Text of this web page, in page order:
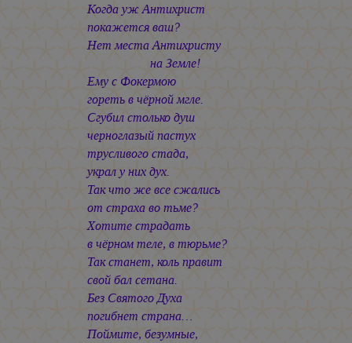
Когда уж Антихрист
покажется ваш?
Нет места Антихристу
на Земле!
Ему с Фокермою
гореть в чёрной мгле.
Сгубил столько душ
черноглазый пастух
трусливого стада,
украл у них дух.
Так что же все сжались
от страха во тьме?
Хотите страдать
в чёрном теле, в тюрьме?
Так станет, коль правит
свой бал сетана.
Без Святого Духа
погибнет страна…
Поймите, безумные,